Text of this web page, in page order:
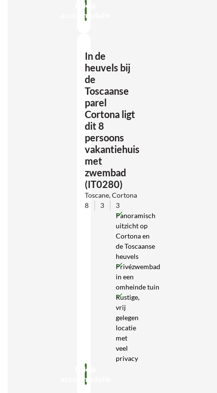
Bekijk
accommodatie
In de
heuvels bij
de
Toscaanse
parel
Cortona ligt
dit 8
persoons
vakantiehuis
met
zwembad
(IT0280)
Toscane, Cortona
8
3
3
Panoramisch
uitzicht op
Cortona en
de Toscaanse
heuvels
Privézwembad
in een
omheinde tuin
Rustige,
vrij
gelegen
locatie
met
veel
privacy
Bekijk
accommodatie